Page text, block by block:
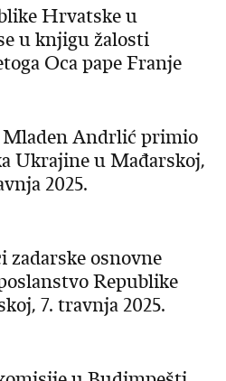
Hrvatske u
u knjigu žalosti
Oca pape Franje
Mladen Andrlić primio
Ukrajine u Mađarskoj,
2025.
zadarske osnovne
Republike
7. travnja 2025.